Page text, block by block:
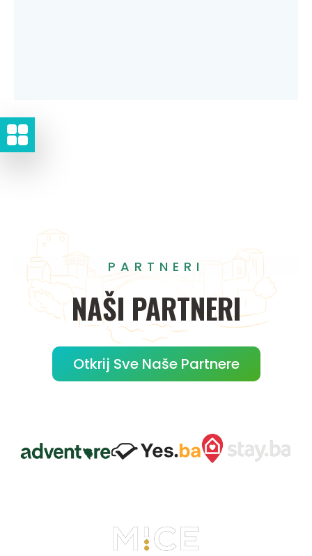
PARTNERI
NAŠI PARTNERI
Otkrij Sve Naše Partnere